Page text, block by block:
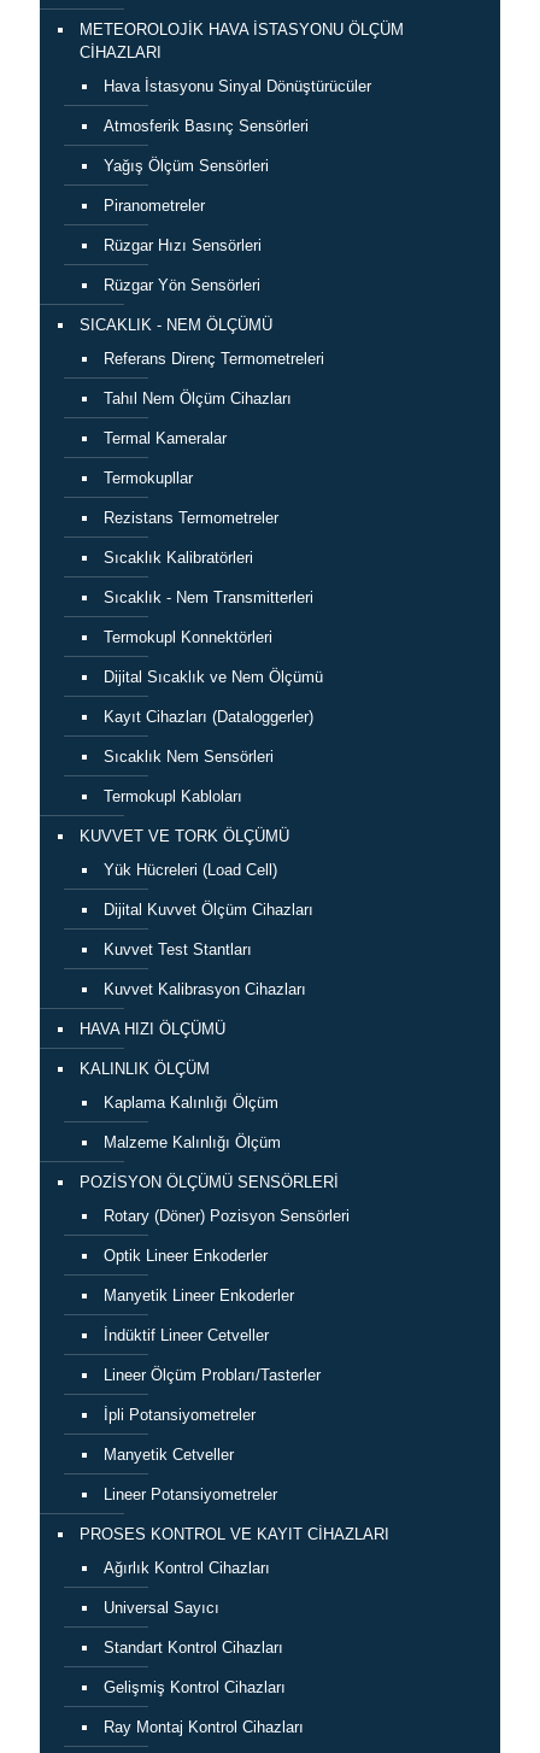
METEOROLOJİK HAVA İSTASYONU ÖLÇÜM
CİHAZLARI
Hava İstasyonu Sinyal Dönüştürücüler
Atmosferik Basınç Sensörleri
Yağış Ölçüm Sensörleri
Piranometreler
Rüzgar Hızı Sensörleri
Rüzgar Yön Sensörleri
SICAKLIK - NEM ÖLÇÜMÜ
Referans Direnç Termometreleri
Tahıl Nem Ölçüm Cihazları
Termal Kameralar
Termokupllar
Rezistans Termometreler
Sıcaklık Kalibratörleri
Sıcaklık - Nem Transmitterleri
Termokupl Konnektörleri
Dijital Sıcaklık ve Nem Ölçümü
Kayıt Cihazları (Dataloggerler)
Sıcaklık Nem Sensörleri
Termokupl Kabloları
KUVVET VE TORK ÖLÇÜMÜ
Yük Hücreleri (Load Cell)
Dijital Kuvvet Ölçüm Cihazları
Kuvvet Test Stantları
Kuvvet Kalibrasyon Cihazları
HAVA HIZI ÖLÇÜMÜ
KALINLIK ÖLÇÜM
Kaplama Kalınlığı Ölçüm
Malzeme Kalınlığı Ölçüm
POZİSYON ÖLÇÜMÜ SENSÖRLERİ
Rotary (Döner) Pozisyon Sensörleri
Optik Lineer Enkoderler
Manyetik Lineer Enkoderler
İndüktif Lineer Cetveller
Lineer Ölçüm Probları/Tasterler
İpli Potansiyometreler
Manyetik Cetveller
Lineer Potansiyometreler
PROSES KONTROL VE KAYIT CİHAZLARI
Ağırlık Kontrol Cihazları
Universal Sayıcı
Standart Kontrol Cihazları
Gelişmiş Kontrol Cihazları
Ray Montaj Kontrol Cihazları